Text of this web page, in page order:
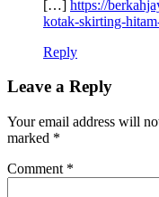
[…] https://
kotak-skirting-
Reply
Leave a Reply
Your email address will
marked *
Comment *